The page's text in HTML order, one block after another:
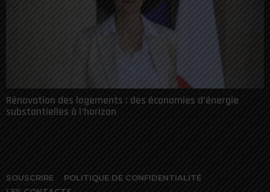
Rénovation des logements : des économies d’énergie
substantielles à l’horizon
SOUSCRIRE
POLITIQUE DE CONFIDENTIALITÉ